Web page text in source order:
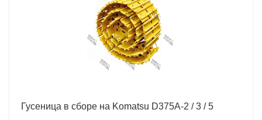
Гусеница в сборе на Komatsu D375A-2 / 3 / 5